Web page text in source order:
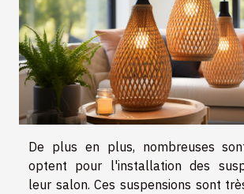
De plus en plus, nombreuses
optent pour l'installation des
leur salon. Ces suspensions sont